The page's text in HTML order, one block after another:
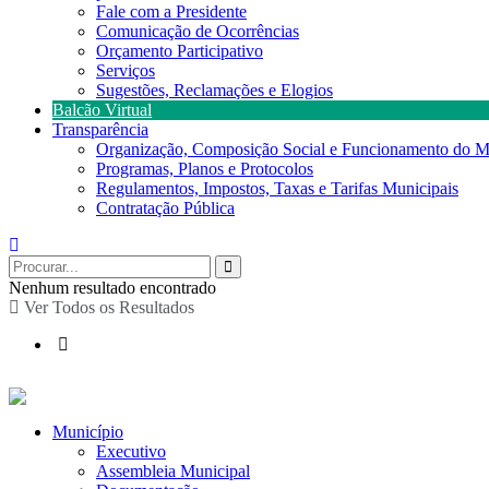
Fale com a Presidente
Comunicação de Ocorrências
Orçamento Participativo
Serviços
Sugestões, Reclamações e Elogios
Balcão Virtual
Transparência
Organização, Composição Social e Funcionamento do
Programas, Planos e Protocolos
Regulamentos, Impostos, Taxas e Tarifas Municipais
Contratação Pública
Nenhum resultado encontrado
Ver Todos os Resultados
Município
Executivo
Assembleia Municipal